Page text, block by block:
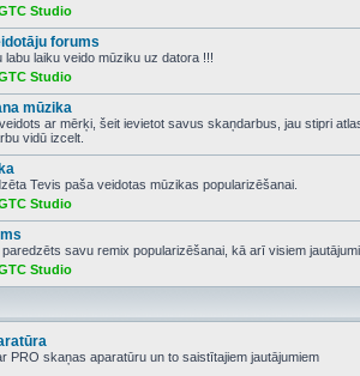
Studio
forums
labu laiku veido mūziku uz datora !!!
Studio
mūzika
ar mērķi, šeit ievietot savus skaņdarbus, jau stipri
vidū izcelt.
Tevis paša veidotas mūzikas popularizēšanai.
Studio
savu remix popularizēšanai, kā arī visiem
Studio
PRO skaņas aparatūru un to saistītajiem jautājumiem